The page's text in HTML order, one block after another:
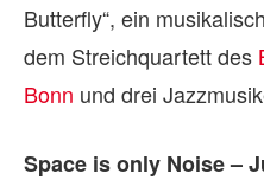
Butterfly“, ein
dem Streichquartett des
Bonn und drei
Space is only Noise –